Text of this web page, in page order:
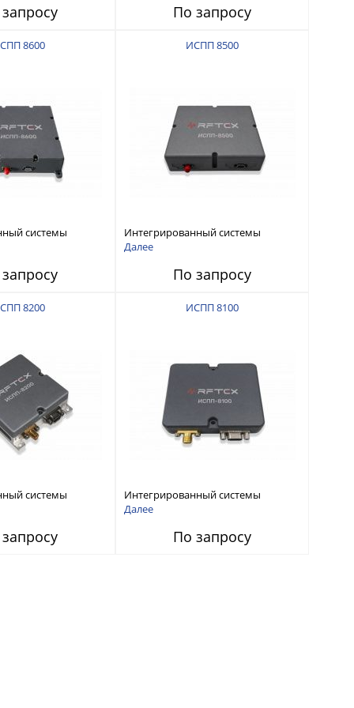
По запросу
8600
системы
помех RFТех
ИСПП 8500
Интегрированный системы
защиты от ГНСС-помех RFТех
Далее
По запросу
8200
системы
помех RFТех
ИСПП 8100
Интегрированный системы
защиты от ГНСС-помех RFТех
Далее
По запросу